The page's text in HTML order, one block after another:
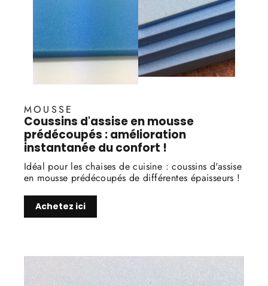
MOUSSE
Coussins d'assise en mousse
prédécoupés : amélioration
instantanée du confort !
Idéal pour les chaises de cuisine : coussins d'assise
en mousse prédécoupés de différentes épaisseurs !
Achetez ici